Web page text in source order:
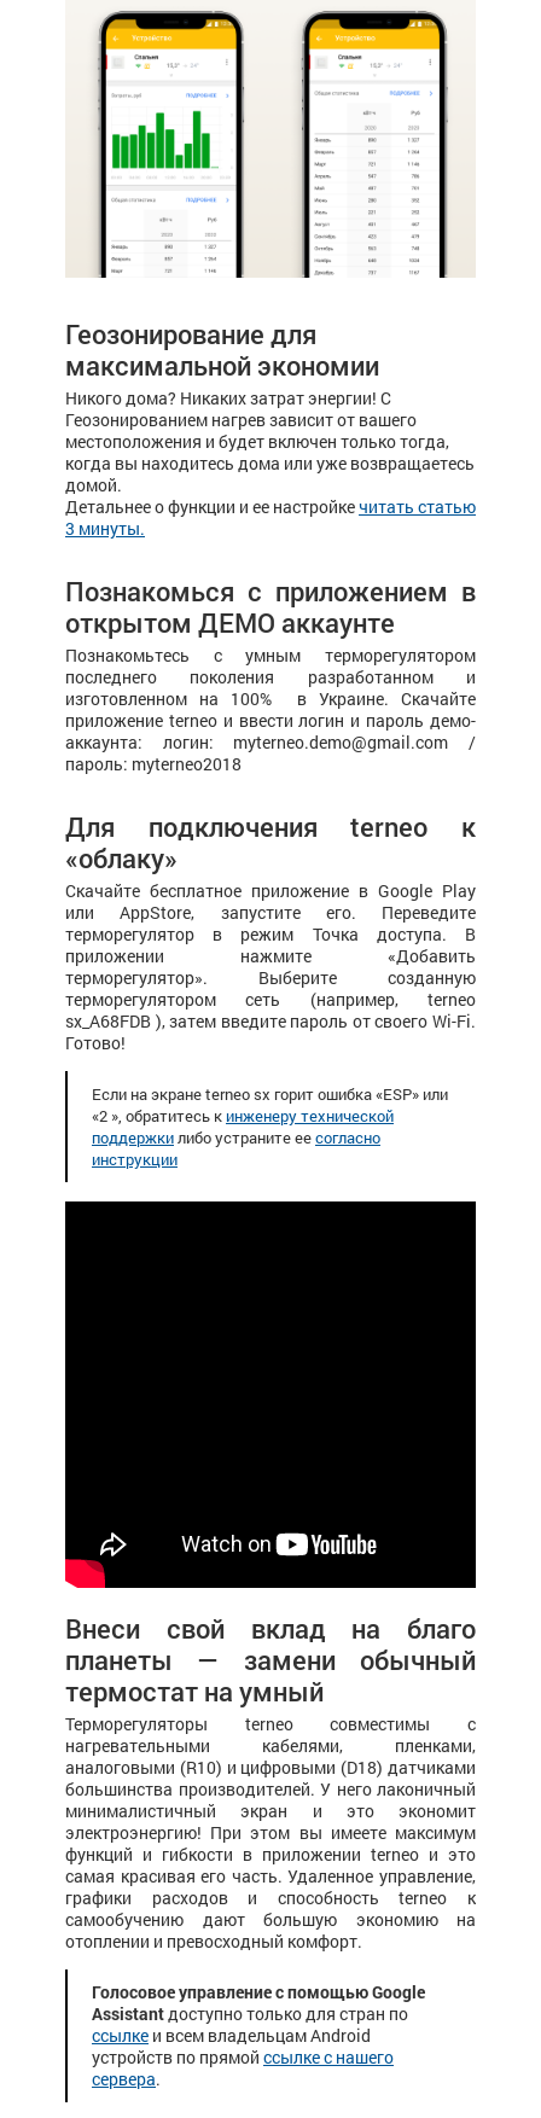
Геозонирование для
максимальной экономии
Никого дома? Никаких затрат энергии! С
Геозонированием нагрев зависит от вашего
местоположения и будет включен только тогда,
когда вы находитесь дома или уже возвращаетесь
домой.
Детальнее о функции и ее настройкечитать статью
3 минуты.
Познакомься с приложением в
открытом ДЕМО аккаунте
Познакомьтесь с умным терморегулятором
последнего поколения разработанном и
изготовленном на 100% в Украине. Скачайте
приложение terneo и ввести логин и пароль демо-
аккаунта: логин: myterneo.demo@gmail.com /
пароль: myterneo2018
Для подключения terneo к
«облаку»
Скачайте бесплатное приложение в Google Play
или AppStore, запустите его. Переведите
терморегулятор в режим Точка доступа. В
приложении нажмите «Добавить
терморегулятор». Выберите созданную
терморегулятором сеть (например, terneo
sx_А68FDB ), затем введите пароль от своего Wi-Fi.
Готово!
Если на экране terneo sx горит ошибка «ESP» или
«2 », обратитесь кинженеру технической
поддержкилибо устраните еесогласно
инструкции
Внеси свой вклад на благо
планеты — замени обычный
термостат на умный
Терморегуляторы terneo совместимы с
нагревательными кабелями, пленками,
аналоговыми (R10) и цифровыми (D18) датчиками
большинства производителей. У него лаконичный
минималистичный экран и это экономит
электроэнергию! При этом вы имеете максимум
функций и гибкости в приложении terneo и это
самая красивая его часть. Удаленное управление,
графики расходов и способность terneo к
самообучению дают большую экономию на
отоплении и превосходный комфорт.
Голосовое управление с помощью Google
Assistantдоступно только для стран по
ссылке и всем владельцам Android
устройств по прямой ссылке с нашего
сервера.